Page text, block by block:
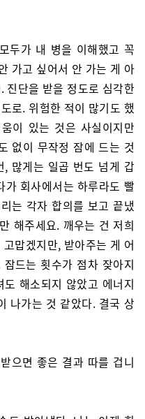
두가 내 병을 이해했고 꼭
가고 싶어서 안 가는 게 아
진단을 받을 정도로 심각한
로. 위험한 적이 많기도 했
이 있는 것은 사실이지만
없이 무작정 잠에 드는 것
많게는 일곱 번도 넘게 갑
회사에서는 하루라도 빨
는 각자 합의를 보고 끝냈
해주세요. 깨우는 건 저희
맙겠지만, 받아주는 게 어
드는 횟수가 점차 잦아지
해소되지 않았고 에너지
나가는 것 같았다. 결국 상
으면 좋은 결과 따를 겁니